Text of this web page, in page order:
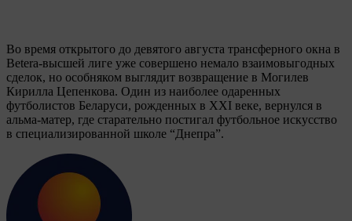
Во время открытого до девятого августа трансферного окна в
Betera-высшей лиге уже совершено немало взаимовыгодных
сделок, но особняком выглядит возвращение в Могилев
Кирилла Цепенкова. Один из наиболее одаренных
футболистов Беларуси, рожденных в XXI веке, вернулся в
альма-матер, где старательно постигал футбольное искусство
в специализированной школе “Днепра”.